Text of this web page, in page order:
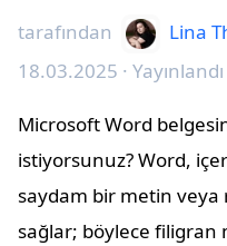
tarafından Lina
18.03.2025 · Yayınlandı
Microsoft Word
istiyorsunuz? Word,
saydam bir metin veya
sağlar; böylece filigran